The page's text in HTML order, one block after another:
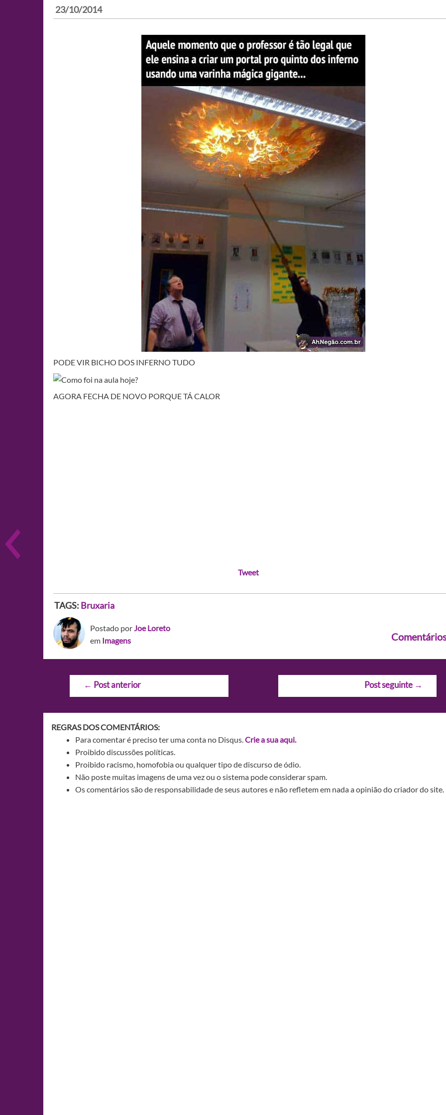
23/10/2014
PODE VIR BICHO DOS INFERNO TUDO
AGORA FECHA DE NOVO PORQUE TÁ CALOR
Tweet
TAGS: Bruxaria
Postado porJoe Loreto
em Imagens
Navegação
← Post anterior Post seguinte →
REGRAS DOS COMENTÁRIOS:
Para comentar é preciso ter uma conta no Disqus.Crie a sua aqui.
Proibido discussões políticas.
Proibido racismo, homofobia ou qualquer tipo de discurso de ódio.
Não poste muitas imagens de uma vez ou o sistema pode considerar spam.
Os comentários são de responsabilidade de seus autores e não refletem em nada a opinião do criador do site.